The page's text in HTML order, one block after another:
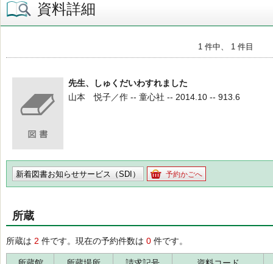
資料詳細
1 件中、 1 件目
先生、しゅくだいわすれました
山本 悦子／作 -- 童心社 -- 2014.10 -- 913.6
新着図書お知らせサービス（SDI） 予約かごへ
所蔵
所蔵は 2 件です。現在の予約件数は 0 件です。